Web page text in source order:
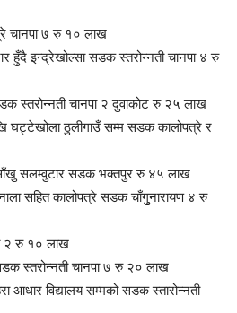
चानपा ७ रु १० लाख
हुँदै इन्द्रेखोल्सा सडक स्तरोन्नती चानपा ४ रु
स्तरोन्नती चानपा २ दुवाकोट रु २५ लाख
घट्टेखोला ठुलीगाउँ सम्म सडक कालोपत्रे र
साँखु सलम्वुटार सडक भक्तपुर रु ४५ लाख
सहित कालोपत्रे सडक चाँगुुनारायण ४ रु
२ रु १० लाख
स्तरोन्नती चानपा ७ रु २० लाख
आधार विद्यालय सम्मको सडक स्तारोन्नती